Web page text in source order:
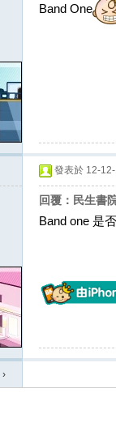
Band One
發表於 12-
回覆：民生書
Band one 是
›